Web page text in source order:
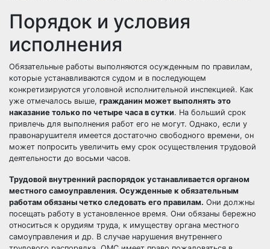
Порядок и условия
исполнения
Обязательные работы выполняются осужденным по правилам,
которые устанавливаются судом и в последующем
конкретизируются уголовной исполнительной инспекцией. Как
уже отмечалось выше, гражданин может выполнять это
наказание только по четыре часа в сутки. На больший срок
привлечь для выполнения работ его не могут. Однако, если у
правонарушителя имеется достаточно свободного времени, он
может попросить увеличить ему срок осуществления трудовой
деятельности до восьми часов.
Трудовой внутренний распорядок устанавливается органом
местного самоуправления. Осужденные к обязательным
работам обязаны четко следовать его правилам. Они должны
посещать работу в установленное время. Они обязаны бережно
относиться к орудиям труда, к имуществу органа местного
самоуправления и др. В случае нарушения внутреннего